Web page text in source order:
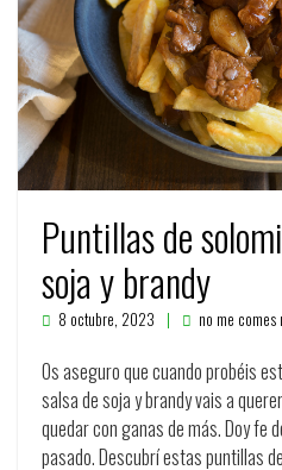
Puntillas de
soja y brandy
8 octubre, 2023 no me comes
Os aseguro que cuando probéis
salsa de soja y brandy vais a
quedar con ganas de más. Doy fe
pasado. Descubrí estas puntillas